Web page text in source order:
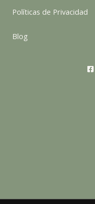
Políticas de Privacidad
Blog